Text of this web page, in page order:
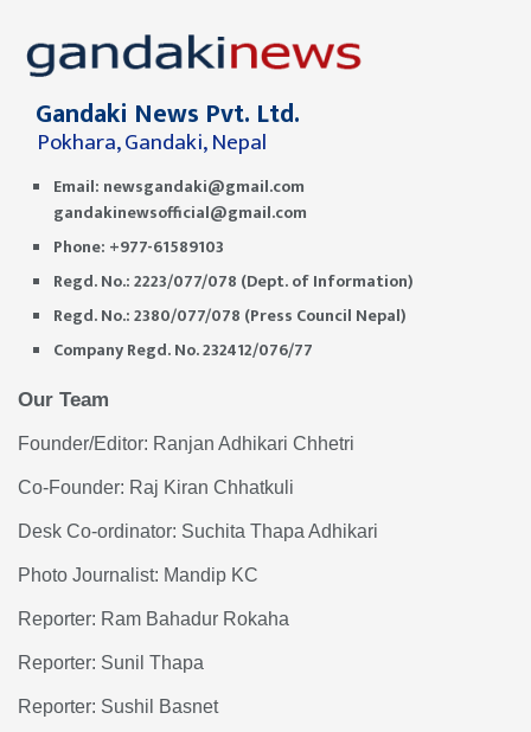
Gandaki News Pvt. Ltd.
Pokhara, Gandaki, Nepal
Email: newsgandaki@gmail.com
gandakinewsofficial@gmail.com
Phone: +977-61589103
Regd. No.: 2223/077/078 (Dept. of Information)
Regd. No.: 2380/077/078 (Press Council Nepal)
Company Regd. No. 232412/076/77
Our Team
Founder/Editor: Ranjan Adhikari Chhetri
Co-Founder: Raj Kiran Chhatkuli
Desk Co-ordinator: Suchita Thapa Adhikari
Photo Journalist: Mandip KC
Reporter: Ram Bahadur Rokaha
Reporter: Sunil Thapa
Reporter: Sushil Basnet